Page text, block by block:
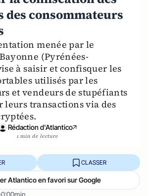
des consommateurs
menée par le
(Pyrénées-
à saisir et confisquer les
utilisés par les
et vendeurs de stupéfiants
leurs transactions via des
Rédaction d'Atlantico
1 min de lecture
0:00min
CLASSER
Atlantico en favori sur Google